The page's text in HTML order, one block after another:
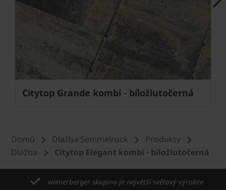
Citytop Grande kombi - bíložlutočerná
Next
Domů Dlažba Semmelrock
Produkty
Dlažba
Citytop Elegant kombi - bíložlutočerná
wienerberger skupina je největší světový výrobce